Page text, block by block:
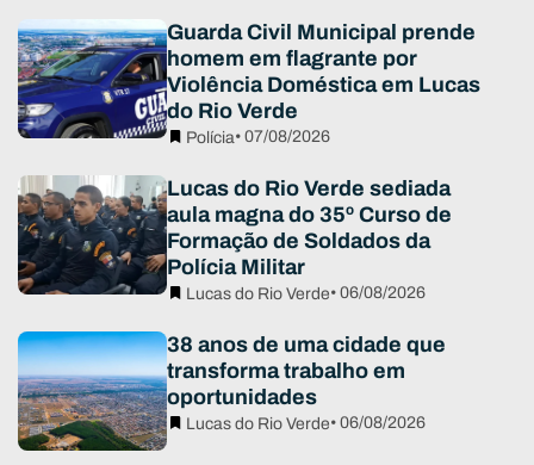
Guarda Civil Municipal prende
homem em flagrante por
Violência Doméstica em Lucas
do Rio Verde
Polícia• 07/08/2026
Lucas do Rio Verde sediada
aula magna do 35º Curso de
Formação de Soldados da
Polícia Militar
Lucas do Rio Verde• 06/08/2026
38 anos de uma cidade que
transforma trabalho em
oportunidades
Lucas do Rio Verde• 06/08/2026